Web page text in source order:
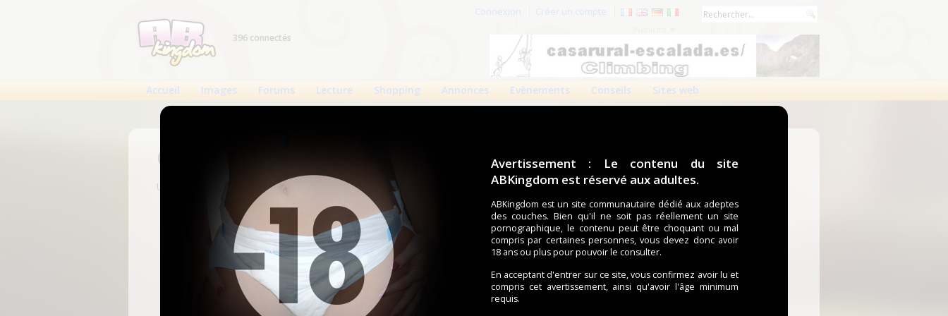
Avertissement : Le contenu du site
ABKingdom est réservé aux adultes.
ABKingdom est un site communautaire dédié aux adeptes
des couches. Bien qu'il ne soit pas réellement un site
pornographique, le contenu peut être choquant ou mal
compris par certaines personnes, vous devez donc avoir
18 ans ou plus pour pouvoir le consulter.
En acceptant d'entrer sur ce site, vous confirmez avoir lu et
compris cet avertissement, ainsi qu'avoir l'âge minimum
requis.
Connexion Créer un compte
396 connectés
Accueil Images Forums Lecture Shopping Annonces Evènements Conseils Sites web
Connexion
Un compte est nécessaire pour voir cette page.
Nom d'utilisateur
Mot de passe